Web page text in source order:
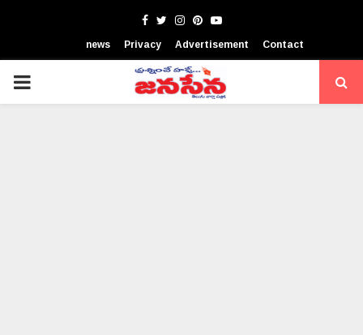
Facebook
TwitterInstagram
Pinterest
Youtube
news Privacy Advertisement Contact
PRIMARY